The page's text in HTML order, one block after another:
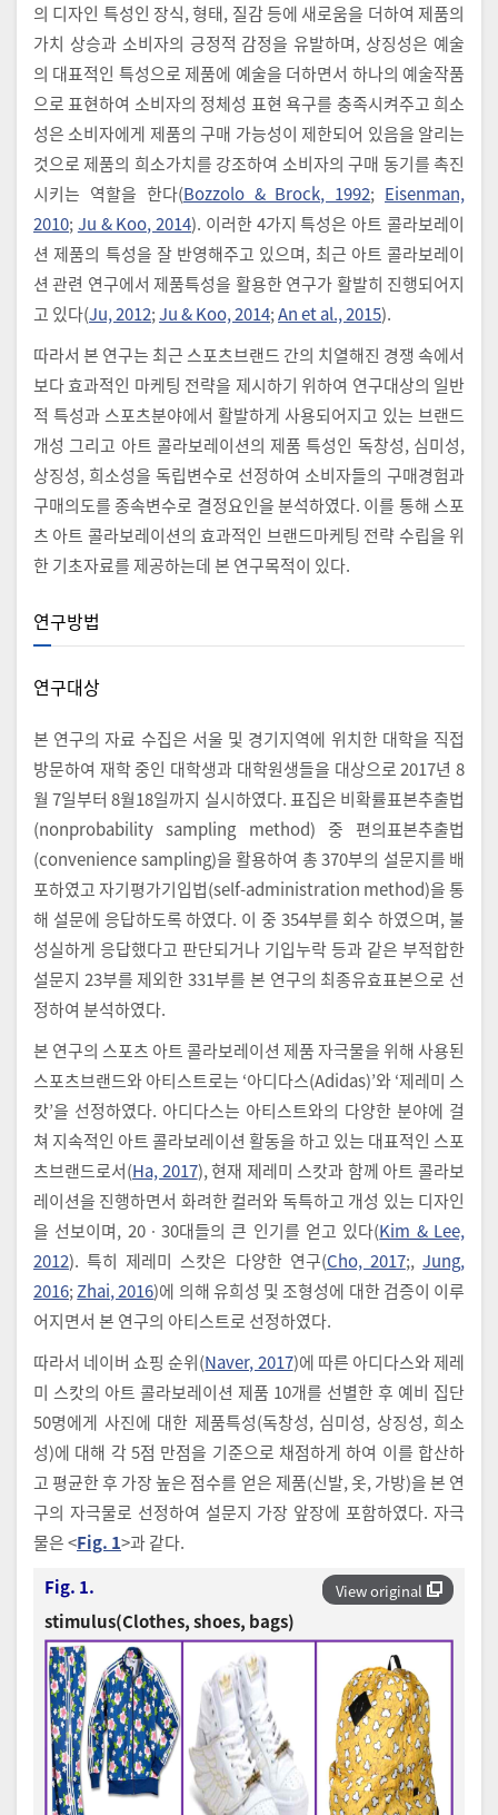
의 디자인 특성인 장식, 형태, 질감 등에 새로움을 더하여 제품의
가치 상승과 소비자의 긍정적 감정을 유발하며, 상징성은 예술
의 대표적인 특성으로 제품에 예술을 더하면서 하나의 예술작품
으로 표현하여 소비자의 정체성 표현 욕구를 충족시켜주고 희소
성은 소비자에게 제품의 구매 가능성이 제한되어 있음을 알리는
것으로 제품의 희소가치를 강조하여 소비자의 구매 동기를 촉진
시키는 역할을 한다(Bozzolo & Brock, 1992; Eisenman,
2010; Ju & Koo, 2014). 이러한 4가지 특성은 아트 콜라보레이
션 제품의 특성을 잘 반영해주고 있으며, 최근 아트 콜라보레이
션 관련 연구에서 제품특성을 활용한 연구가 활발히 진행되어지
고 있다(Ju, 2012;Ju & Koo, 2014;An et al., 2015).
따라서 본 연구는 최근 스포츠브랜드 간의 치열해진 경쟁 속에서
보다 효과적인 마케팅 전략을 제시하기 위하여 연구대상의 일반
적 특성과 스포츠분야에서 활발하게 사용되어지고 있는 브랜드
개성 그리고 아트 콜라보레이션의 제품 특성인 독창성, 심미성,
상징성, 희소성을 독립변수로 선정하여 소비자들의 구매경험과
구매의도를 종속변수로 결정요인을 분석하였다. 이를 통해 스포
츠 아트 콜라보레이션의 효과적인 브랜드마케팅 전략 수립을 위
한 기초자료를 제공하는데 본 연구목적이 있다.
연구방법
연구대상
본 연구의 자료 수집은 서울 및 경기지역에 위치한 대학을 직접
방문하여 재학 중인 대학생과 대학원생들을 대상으로 2017년 8
월 7일부터 8월18일까지 실시하였다. 표집은 비확률표본추출법
(nonprobability sampling method) 중 편의표본추출법
(convenience sampling)을 활용하여 총 370부의 설문지를 배
포하였고 자기평가기입법(self-administration method)을 통
해 설문에 응답하도록 하였다. 이 중 354부를 회수 하였으며, 불
성실하게 응답했다고 판단되거나 기입누락 등과 같은 부적합한
설문지 23부를 제외한 331부를 본 연구의 최종유효표본으로 선
정하여 분석하였다.
본 연구의 스포츠 아트 콜라보레이션 제품 자극물을 위해 사용된
스포츠브랜드와 아티스트로는 ‘아디다스(Adidas)’와 ‘제레미 스
캇’을 선정하였다. 아디다스는 아티스트와의 다양한 분야에 걸
쳐 지속적인 아트 콜라보레이션 활동을 하고 있는 대표적인 스포
츠브랜드로서(Ha, 2017), 현재 제레미 스캇과 함께 아트 콜라보
레이션을 진행하면서 화려한 컬러와 독특하고 개성 있는 디자인
을 선보이며, 20ㆍ30대들의 큰 인기를 얻고 있다(Kim & Lee,
2012). 특히 제레미 스캇은 다양한 연구(Cho, 2017;,Jung,
2016; Zhai, 2016)에 의해 유희성 및 조형성에 대한 검증이 이루
어지면서 본 연구의 아티스트로 선정하였다.
따라서 네이버 쇼핑 순위(Naver, 2017)에 따른 아디다스와 제레
미 스캇의 아트 콜라보레이션 제품 10개를 선별한 후 예비 집단
50명에게 사진에 대한 제품특성(독창성, 심미성, 상징성, 희소
성)에 대해 각 5점 만점을 기준으로 채점하게 하여 이를 합산하
고 평균한 후 가장 높은 점수를 얻은 제품(신발, 옷, 가방)을 본 연
구의 자극물로 선정하여 설문지 가장 앞장에 포함하였다. 자극
물은 <Fig. 1>과 같다.
View original
Fig. 1.
stimulus(Clothes, shoes, bags)